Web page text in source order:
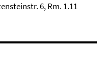
6, Rm. 1.11